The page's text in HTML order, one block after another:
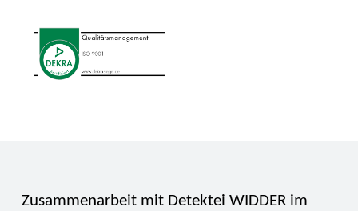
Zusammenarbeit mit Detektei WIDDER im